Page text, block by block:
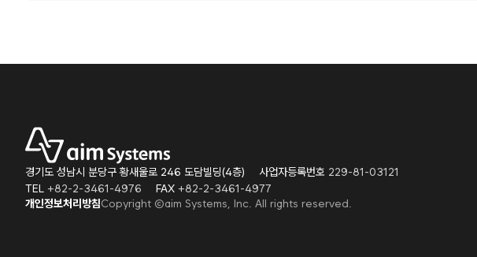
경기도 성남시 분당구 황새울로 246 도담빌딩(4층) 사업자등록번호 229-81-03121
TEL
+82-2-3461-4976 FAX +82-2-3461-4977
개인정보처리방침Copyright ©aim Systems, Inc. All rights reserved.